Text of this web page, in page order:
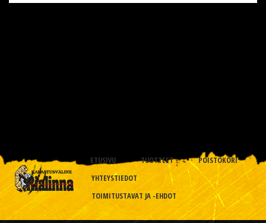
ETUSIVU TUOTTEET
POISTOKORI
YHTEYSTIEDOT
TOIMITUSTAVAT JA -EHDOT